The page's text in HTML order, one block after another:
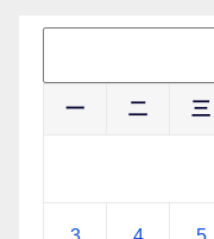
一 二 三